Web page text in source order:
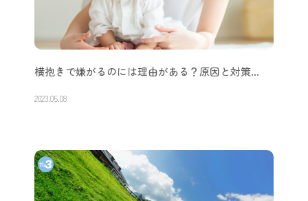
横抱きで嫌がるのには理由がある？原因と対策…
2023.05.08